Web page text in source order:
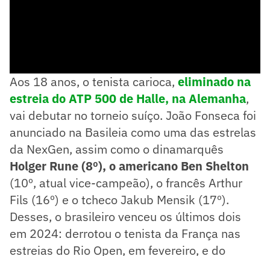
Aos 18 anos, o tenista carioca, eliminado na
estreia do ATP 500 de Halle, na Alemanha,
vai debutar no torneio suíço. João Fonseca foi
anunciado na Basileia como uma das estrelas
da NexGen, assim como o dinamarquês
Holger Rune (8º), o americano Ben Shelton
(10º, atual vice-campeão), o francês Arthur
Fils (16º) e o tcheco Jakub Mensik (17º).
Desses, o brasileiro venceu os últimos dois
em 2024: derrotou o tenista da França nas
estreias do Rio Open, em fevereiro, e do